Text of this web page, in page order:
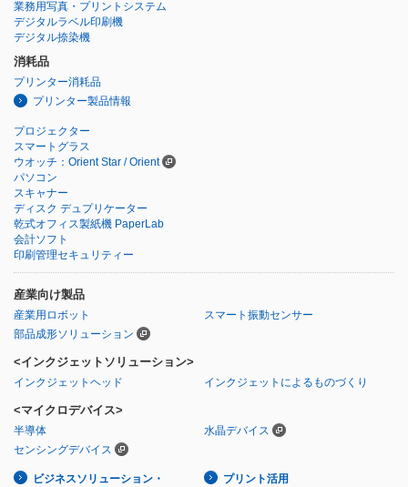
業務用写真・プリントシステム
デジタルラベル印刷機
デジタル捺染機
消耗品
プリンター消耗品
プリンター製品情報
プロジェクター
スマートグラス
ウオッチ：Orient Star / Orient
パソコン
スキャナー
ディスク デュプリケーター
乾式オフィス製紙機 PaperLab
会計ソフト
印刷管理セキュリティー
産業向け製品
産業用ロボット
スマート振動センサー
部品成形ソリューション
<インクジェットソリューション>
インクジェットヘッド インクジェットによるものづくり
<マイクロデバイス>
半導体
水晶デバイス
センシングデバイス
ビジネスソリューション・ プリント活用